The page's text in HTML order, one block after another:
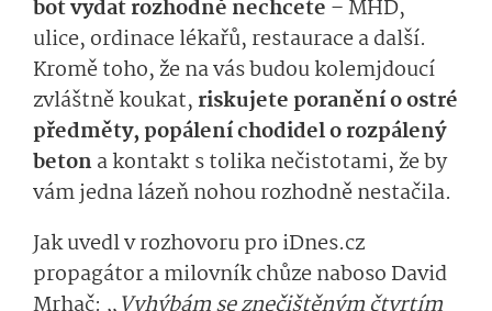
bot vydat rozhodně nechcete – MHD,
ulice, ordinace lékařů, restaurace a další.
Kromě toho, že na vás budou kolemjdoucí
zvláštně koukat, riskujete poranění o ostré
předměty, popálení chodidel o rozpálený
betona kontakt s tolika nečistotami, že by
vám jedna lázeň nohou rozhodně nestačila.
Jak uvedl v rozhovoru pro iDnes.cz
propagátor a milovník chůze naboso David